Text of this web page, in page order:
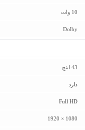
10 وات
Dolby
43 اینچ
دارد
Full HD
1080 × 1920